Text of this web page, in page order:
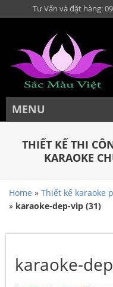
Tư Vấn và đặt hàng:
MENU
THIẾT KẾ THI
KARAOKE
Home » Thiết kế karaoke
» karaoke-dep-vip (31)
karaoke-